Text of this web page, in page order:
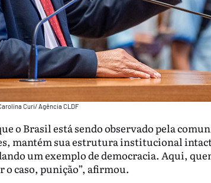
Curi/ Agência CLDF
o Brasil está sendo observado pela
mantém sua estrutura institucional
um exemplo de democracia. Aqui,
o caso, punição”, afirmou.